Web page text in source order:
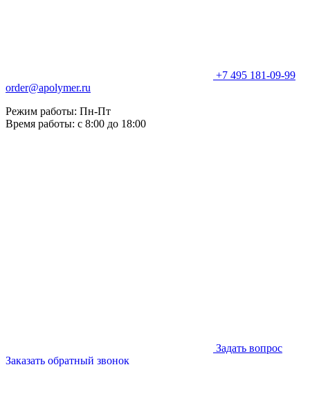
+7 495 181-09-99
order@apolymer.ru
Режим работы: Пн-Пт
Время работы: с 8:00 до 18:00
Задать вопрос
Заказать обратный звонок